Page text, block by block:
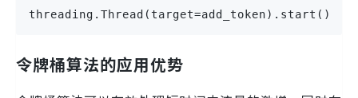
threading.Thread(target=add_token).start()
令牌桶算法的应用优势